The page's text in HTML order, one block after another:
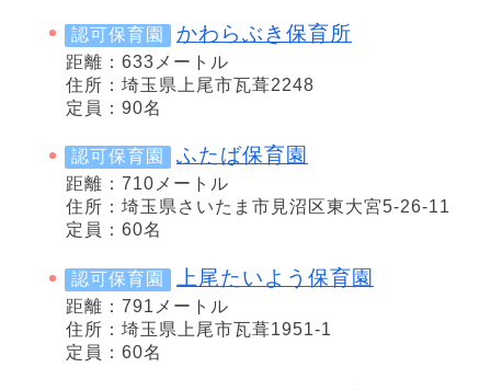
認可保育園 かわらぶき保育所
距離：633メートル
住所：埼玉県上尾市瓦葺2248
定員：90名
認可保育園 ふたば保育園
距離：710メートル
住所：埼玉県さいたま市見沼区東大宮5-26-11
定員：60名
認可保育園 上尾たいよう保育園
距離：791メートル
住所：埼玉県上尾市瓦葺1951-1
定員：60名